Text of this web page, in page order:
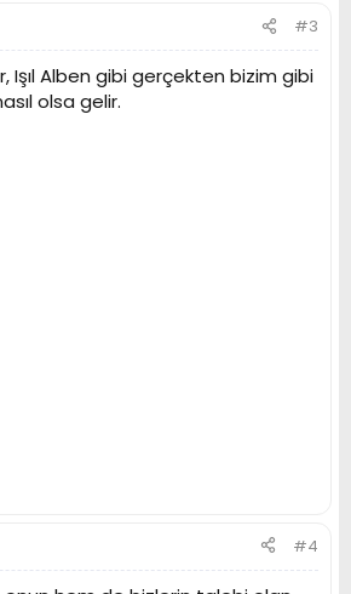
#3
Alben gibi gerçekten bizim gibi
olsa gelir.
#4